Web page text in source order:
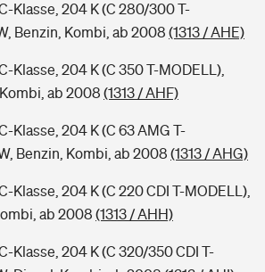
Klasse, 204 K (C 280/300 T-
Benzin, Kombi, ab 2008 (1313 / AHE)
Klasse, 204 K (C 350 T-MODELL),
ab 2008 (1313 / AHF)
Klasse, 204 K (C 63 AMG T-
Benzin, Kombi, ab 2008 (1313 / AHG)
Klasse, 204 K (C 220 CDI T-MODELL),
ab 2008 (1313 / AHH)
Klasse, 204 K (C 320/350 CDI T-